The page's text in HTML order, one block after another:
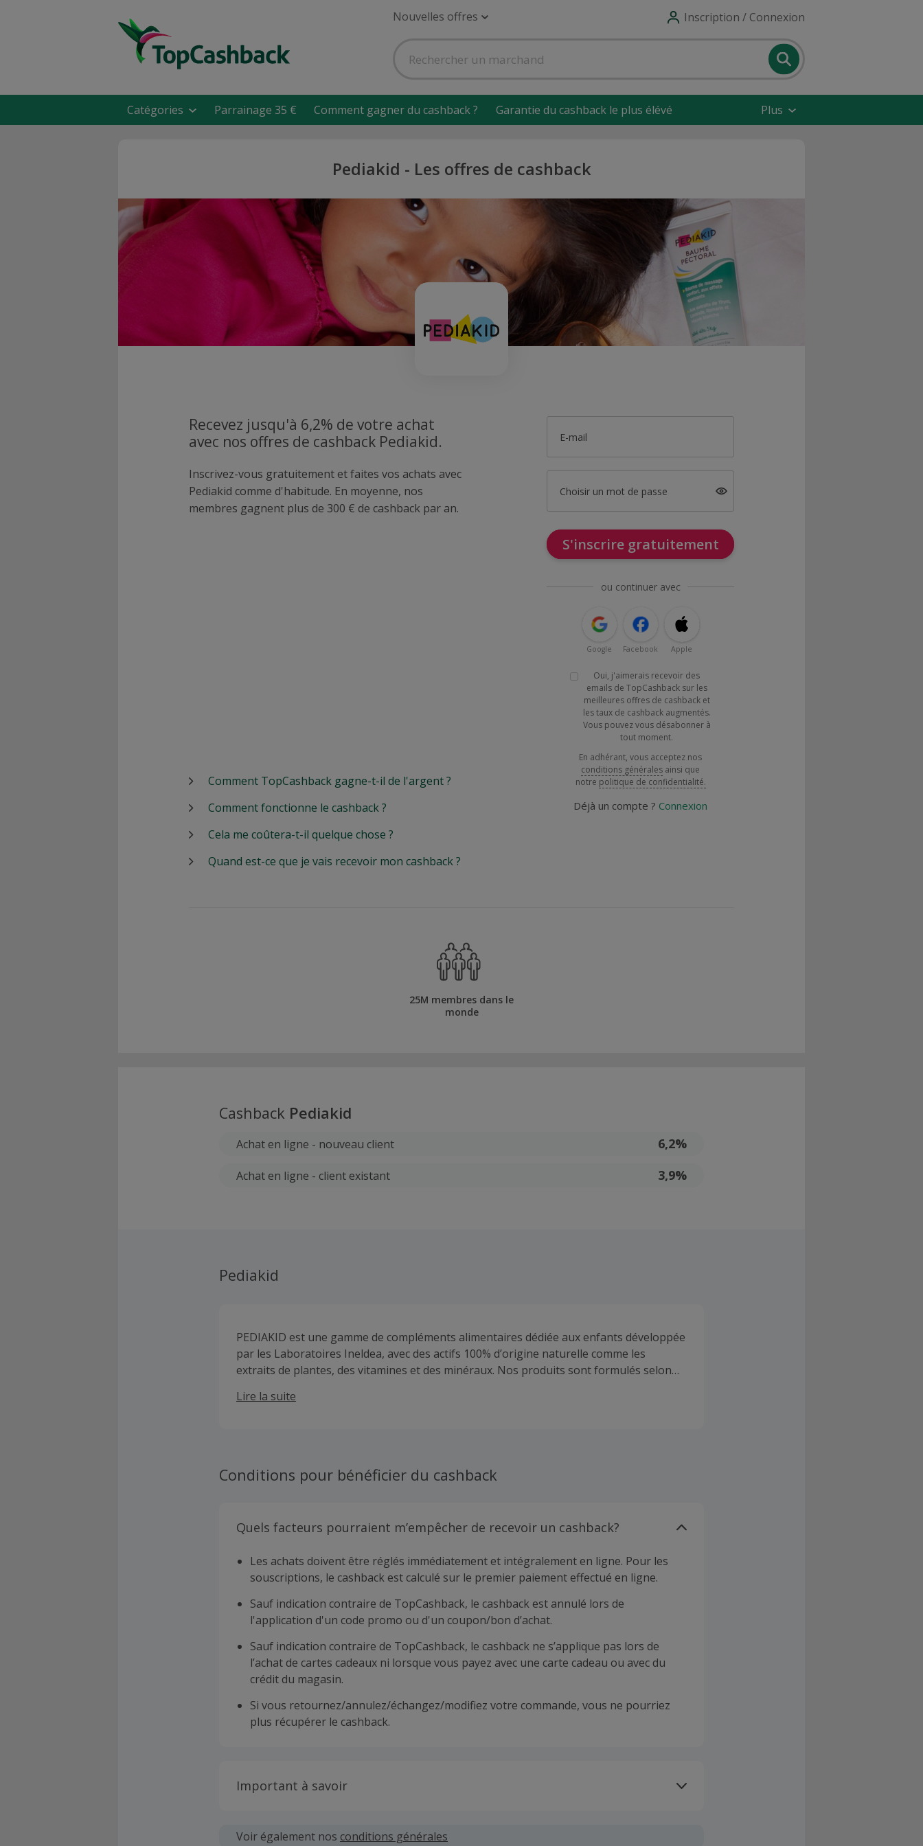
Nouvelles offres Inscription / Connexion
Catégories Parrainage 35 € Comment gagner du cashback ? Garantie du cashback le plus élévé Plus
Pediakid - Les offres de cashback
Recevez jusqu'à 6,2% de votre achat
avec nos offres de cashback Pediakid.
Inscrivez-vous gratuitement et faites vos achats avec
Pediakid comme d'habitude. En moyenne, nos
membres gagnent plus de 300 € de cashback par an.
E-mail
Choisir un mot de passe
S'inscrire gratuitement
ou continuer avec
Google Facebook Apple
Oui, j'aimerais recevoir des
emails de TopCashback sur les
meilleures offres de cashback et
les taux de cashback augmentés.
Vous pouvez vous désabonner à
tout moment.
En adhérant, vous acceptez nos
conditions générales ainsi que
notre politique de confidentialité.
Déjà un compte ? Connexion
Comment TopCashback gagne-t-il de l'argent ?
Comment fonctionne le cashback ?
Cela me coûtera-t-il quelque chose ?
Quand est-ce que je vais recevoir mon cashback ?
25M membres dans le
monde
Cashback Pediakid
Achat en ligne - nouveau client 6,2%
Achat en ligne - client existant 3,9%
Pediakid
PEDIAKID est une gamme de compléments alimentaires dédiée aux enfants développée
par les Laboratoires Ineldea, avec des actifs 100% d’origine naturelle comme les
extraits de plantes, des vitamines et des minéraux. Nos produits sont formulés selon
solution naturelle avec des formules exclusives et brevetées pour répondre aux
Lire la suite
Conditions pour bénéficier du cashback
Quels facteurs pourraient m’empêcher de recevoir un cashback?
Les achats doivent être réglés immédiatement et intégralement en ligne. Pour les
souscriptions, le cashback est calculé sur le premier paiement effectué en ligne.
Sauf indication contraire de TopCashback, le cashback est annulé lors de
l'application d'un code promo ou d'un coupon/bon d’achat.
Sauf indication contraire de TopCashback, le cashback ne s’applique pas lors de
l’achat de cartes cadeaux ni lorsque vous payez avec une carte cadeau ou avec du
crédit du magasin.
Si vous retournez/annulez/échangez/modifiez votre commande, vous ne pourriez
plus récupérer le cashback.
Important à savoir
soumises au plus tard dans les 100 jours qui suivent la date d'achat.
Voir également nos conditions générales